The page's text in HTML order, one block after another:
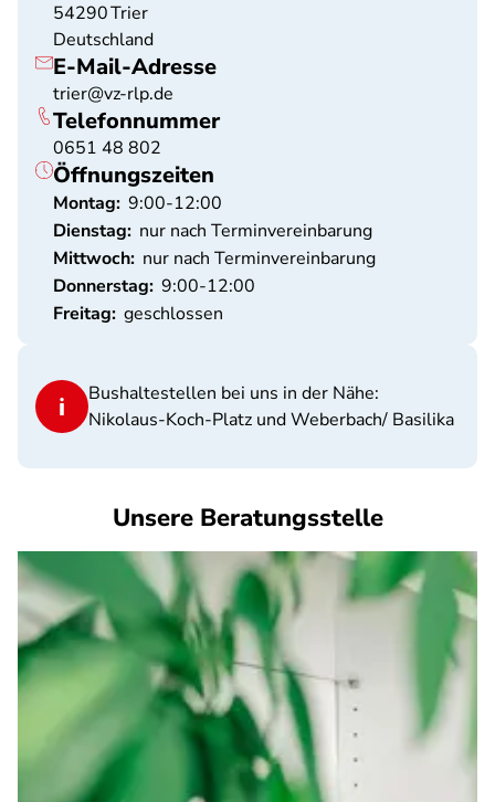
54290Trier
Deutschland
E-Mail-Adresse
trier@vz-rlp.de
Telefonnummer
0651 48 802
Öffnungszeiten
Montag: 9:00-12:00
Dienstag: nur nach Terminvereinbarung
Mittwoch: nur nach Terminvereinbarung
Donnerstag: 9:00-12:00
Freitag: geschlossen
Bushaltestellen bei uns in der Nähe:
Nikolaus-Koch-Platz und Weberbach/ Basilika
Unsere Beratungsstelle